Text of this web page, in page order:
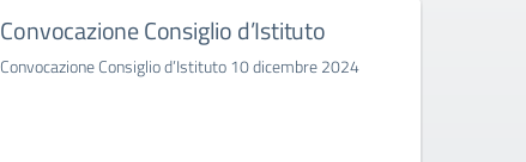
Convocazione Consiglio d’Istituto
Convocazione Consiglio d’Istituto 10 dicembre 2024